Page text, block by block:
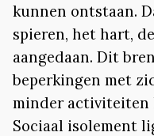
kunnen ontstaan.
spieren, het hart,
aangedaan. Dit
beperkingen met
minder activiteiten
Sociaal isolement